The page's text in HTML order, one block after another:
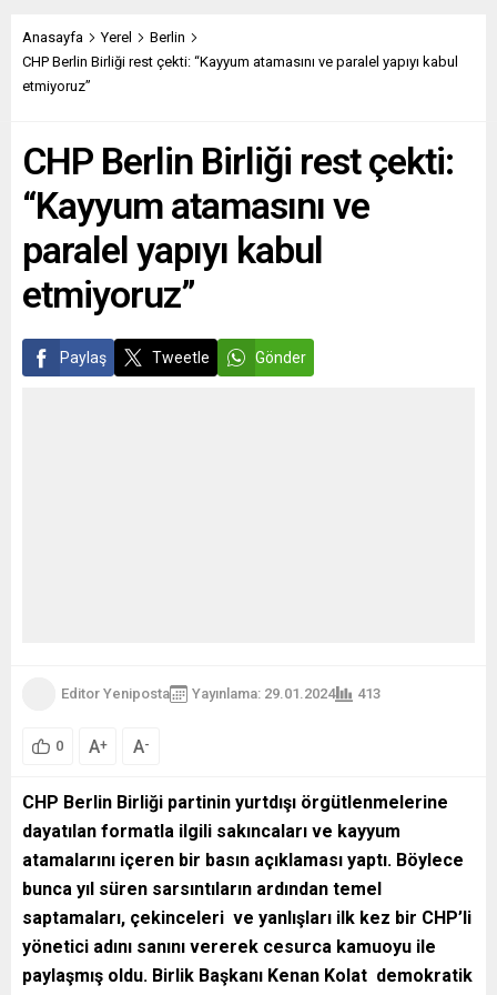
Kültür Merkezi Stuttgart ve
kültür sanat derneği Turkuaz‘ın
organizasyonunda düzenlenen
Ortopedi, travma
cerrahisi ve el cerrahisi
merkezlerinden biri olan
MVZ Medikon, yeni
yerinde...
Anasayfa Yerel
Berlin
CHP Berlin Birliği rest çekti: “Kayyum atamasını ve paralel yapıyı kabul
etmiyoruz”
CHP Berlin Birliği rest çekti:
“Kayyum atamasını ve
paralel yapıyı kabul
etmiyoruz”
Paylaş Tweetle Gönder
Editor Yeniposta Yayınlama: 29.01.2024 413
0 A+ A-
CHP Berlin Birliği partinin yurtdışı örgütlenmelerine
dayatılan formatla ilgili sakıncaları ve kayyum
atamalarını içeren bir basın açıklaması yaptı. Böylece
bunca yıl süren sarsıntıların ardından temel
saptamaları, çekinceleri ve yanlışları ilk kez bir CHP’li
yönetici adını sanını vererek cesurca kamuoyu ile
paylaşmış oldu. Birlik Başkanı Kenan Kolat demokratik